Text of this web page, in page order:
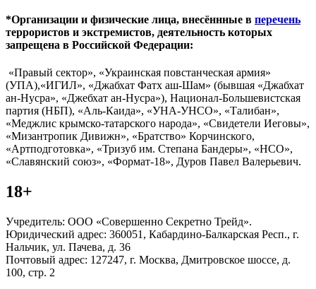
*Организации и физические лица, внесённные в перечень
террористов и экстремистов, деятельность которых
запрещена в Российской Федерации:
«Правый сектор», «Украинская повстанческая армия»
(УПА),«ИГИЛ», «Джабхат Фатх аш-Шам» (бывшая «Джабхат
ан-Нусра», «Джебхат ан-Нусра»), Национал-Большевистская
партия (НБП), «Аль-Каида», «УНА-УНСО», «Талибан»,
«Меджлис крымско-татарского народа», «Свидетели Иеговы»,
«Мизантропик Дивижн», «Братство» Корчинского,
«Артподготовка», «Тризуб им. Степана Бандеры», «НСО»,
«Славянский союз», «Формат-18», Дуров Павел Валерьевич.
18+
Учредитель: ООО «Совершенно Секретно Трейд».
Юридический адрес: 360051, Кабардино-Балкарская Респ., г.
Нальчик, ул. Пачева, д. 36
Почтовый адрес: 127247, г. Москва, Дмитровское шоссе, д.
100, стр. 2